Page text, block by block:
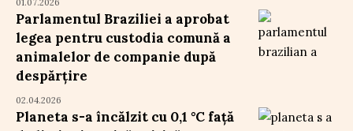
Parlamentul Braziliei a aprobat
legea pentru custodia comună a
animalelor de companie după
despărțire
02.04.2026
Planeta s-a încălzit cu 0,1 °C față